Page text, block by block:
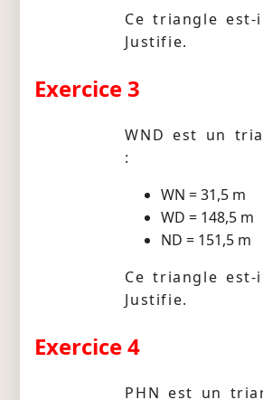
Ce triangle
Justifie.
Exercice 3
WND est un
:
WN = 31,5 m
WD = 148,5 m
ND = 151,5 m
Ce triangle
Justifie.
Exercice 4
PHN est un